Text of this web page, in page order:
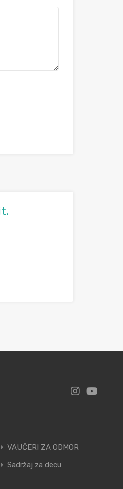
VAUČERI ZA ODMOR
Sadržaj za decu